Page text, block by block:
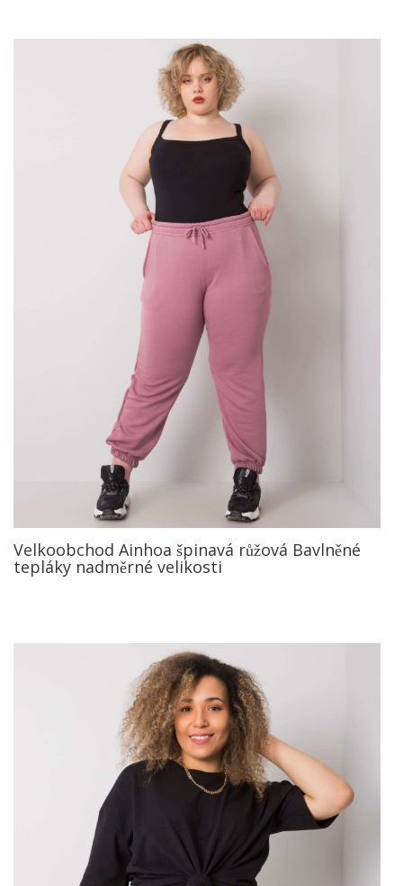
Velkoobchod Ainhoa špinavá růžová Bavlněné
tepláky nadměrné velikosti